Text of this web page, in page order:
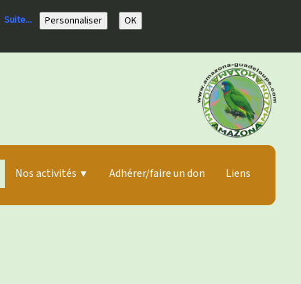
Suite... Personnaliser OK
Nos activités ▼ Adhérer/faire un don Liens